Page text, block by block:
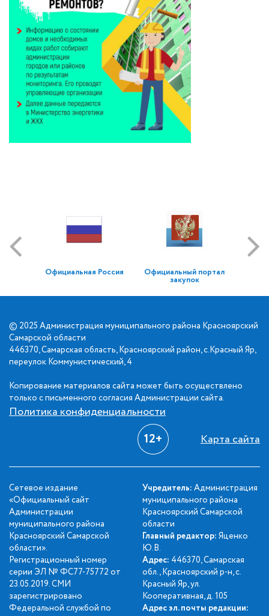
Официальная Россия Официальный портал
закупок
© 2025 Администрация муниципального района Красноярский
Самарской области
446370, Самарская область, Красноярский район, с.Красный Яр,
переулок Коммунистический, 4
Копирование материалов сайта может быть осуществлено
только с письменного согласия Администрации сайта.
Политика конфиденциальности
12+ Карта сайта
Сетевое издание
«Официальный сайт
Администрации
муниципального района
Красноярский Самарской
области».
Регистрационный номер
серии ЭЛ № ФС77-75772 от
23.05.2019. СМИ
зарегистрировано
Федеральной службой по
Учредитель: Администрация
муниципального района
Красноярский Самарской
области
Главный редактор: Яценко
Ю.В.
Адрес: 446370, Самарская
обл., Красноярский р-н, с.
Красный Яр, ул.
Кооперативная, д. 105
Адрес эл. почты редакции: